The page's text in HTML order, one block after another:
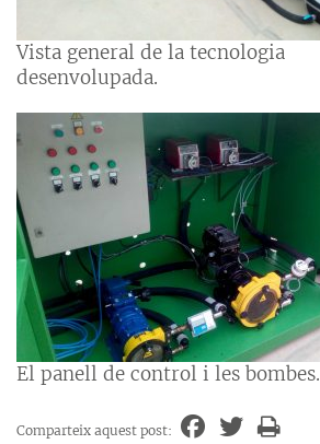
Vista general de la tecnologia
desenvolupada.
El panell de control i les bombes.
Comparteix aquest post: